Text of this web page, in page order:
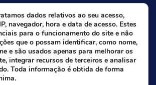
equipe:
dados relativos ao seu acesso,
navegador, hora e data de acesso. Estes
para o funcionamento do site e não
que o possam identificar, como nome,
e são usados apenas para melhorar os
integrar recursos de terceiros e analisar
Toda informação é obtida de forma